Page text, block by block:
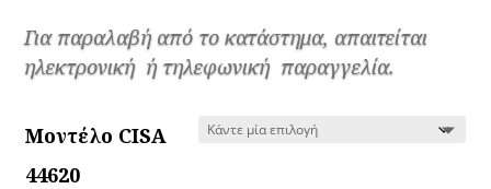
Για παραλαβή από το κατάστημα, απαιτείται
ηλεκτρονική ή τηλεφωνική παραγγελία.
Μοντέλο CISA
44620